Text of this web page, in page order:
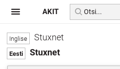
Stuxnet
Stuxnet
AKIT